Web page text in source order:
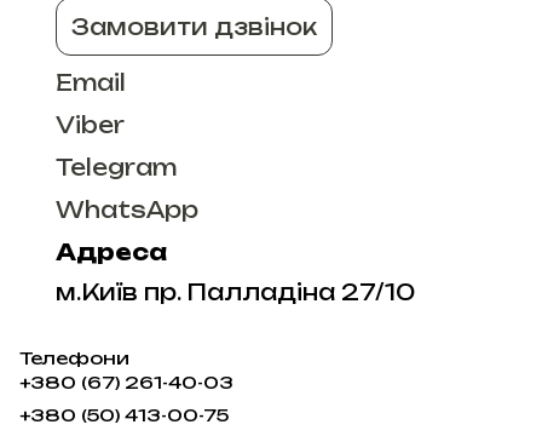
Замовити дзвінок
Email
Viber
Telegram
WhatsApp
Адреса
м.Київ пр. Палладіна 27/10
Телефони
+380 (67) 261-40-03
+380 (50) 413-00-75